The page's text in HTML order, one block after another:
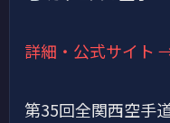
詳細・公式サイト
第35回全関西空手